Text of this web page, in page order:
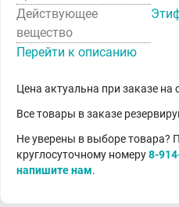
Действующее
вещество
Перейти к описанию
Цена актуальна при заказе на
Все товары в заказе
Не уверены в выборе товара?
круглосуточному номеру8-
напишите нам.